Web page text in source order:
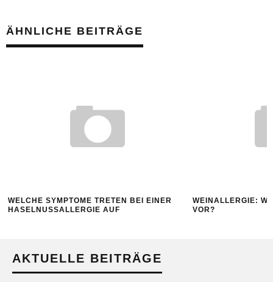
ÄHNLICHE BEITRÄGE
WELCHE SYMPTOME TRETEN BEI EINER
HASELNUSSALLERGIE AUF
WEINALLERGIE:
VOR?
AKTUELLE BEITRÄGE